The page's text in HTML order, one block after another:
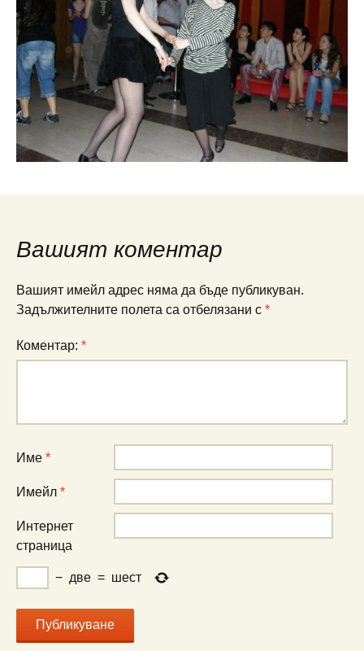
Вашият коментар
Вашият имейл адрес няма да бъде публикуван.
Задължителните полета са отбелязани с *
Коментар: *
Име *
Имейл *
Интернет
страница
− две = шест